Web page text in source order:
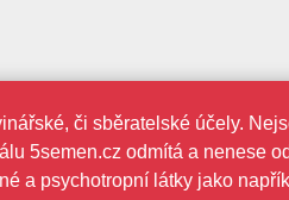
či sběratelské účely.
5semen.cz odmítá a nenese
a psychotropní látky jako